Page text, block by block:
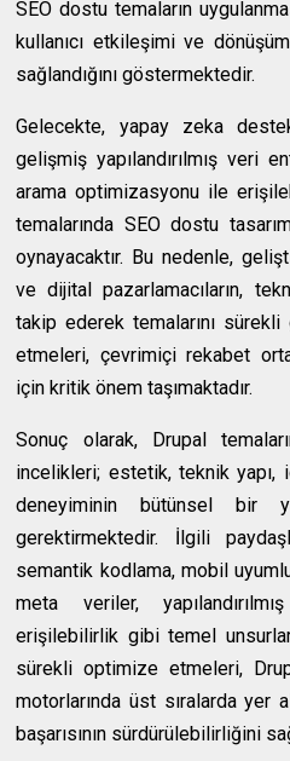
SEO dostu temaların
kullanıcı etkileşimi ve
sağlandığını göstermektedir.
Gelecekte, yapay zeka
gelişmiş yapılandırılmış veri
arama optimizasyonu ile
temalarında SEO dostu
oynayacaktır. Bu nedenle,
ve dijital pazarlamacıların,
takip ederek temalarını
etmeleri, çevrimiçi rekabet
için kritik önem taşımaktadır.
Sonuç olarak, Drupal
incelikleri; estetik, teknik yapı,
deneyiminin bütünsel bir
gerektirmektedir. İlgili
semantik kodlama, mobil
meta veriler,
erişilebilirlik gibi temel
sürekli optimize etmeleri,
motorlarında üst sıralarda yer
başarısının sürdürülebilirliğini